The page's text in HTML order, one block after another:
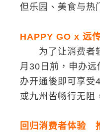
但乐园、美食与热
HAPPY GO x 远
为了让消费者轻
月30日前，申办
办开通後即可享受
或九州皆畅行无阻
回归消费者体验